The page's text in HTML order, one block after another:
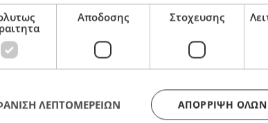
Αποδοσης Στοχευσης
ΑΠΌΡΡΙΨΗ ΌΛΩΝ
ΛΕΠΤΟΜΕΡΕΙΩΝ